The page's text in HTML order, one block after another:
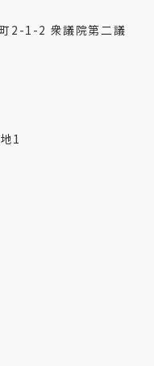
2-1-2 衆議院第二議
1